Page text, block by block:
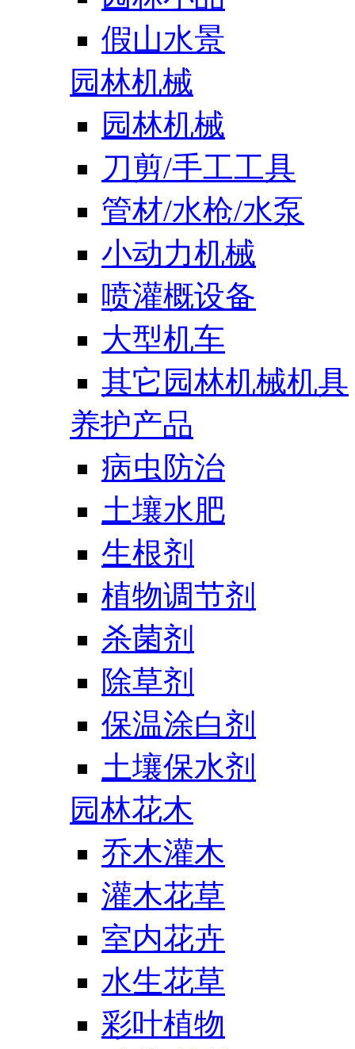
假山水景
园林机械
园林机械
刀剪/手工工具
管材/水枪/水泵
小动力机械
喷灌概设备
大型机车
其它园林机械机具
养护产品
病虫防治
土壤水肥
生根剂
植物调节剂
杀菌剂
除草剂
保温涂白剂
土壤保水剂
园林花木
乔木灌木
灌木花草
室内花卉
水生花草
彩叶植物